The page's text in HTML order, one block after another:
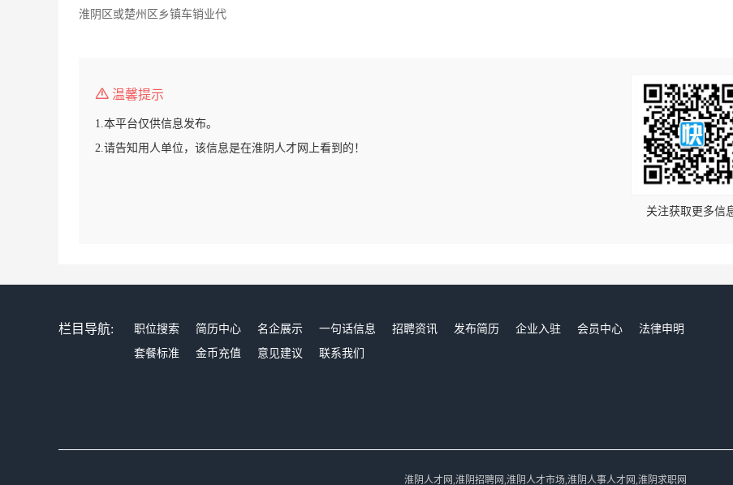
淮阴区或楚州区乡镇车销业代
温馨提示
1.本平台仅供信息发布。
2.请告知用人单位，该信息是在淮阴人才网上看到的！
关注获取更多信
栏目导航: 职位搜索 简历中心 名企展示 一句话信息 招聘资讯 发布简历 企业入驻 会员中心
法律申明
套餐标准
金币充值 意见建议 联系我们
淮阴人才网,淮阴招聘网,淮阴人才市场,淮阴人事人才网,淮阴求职网